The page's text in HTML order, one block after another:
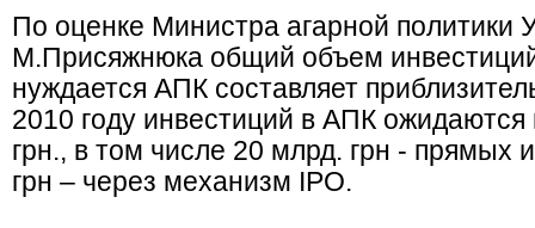
По оценке Министра агарной политики
М.Присяжнюка общий объем
нуждается АПК составляет
2010 году инвестиций в АПК
грн., в том числе 20 млрд. грн - прямых
грн – через механизм IPO.